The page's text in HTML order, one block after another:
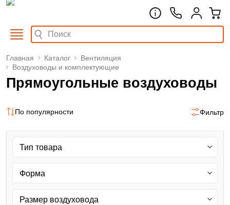
Главная Каталог
Вентиляция
Воздуховоды и комплектующие
Прямоугольные воздуховоды
По популярности Фильтр